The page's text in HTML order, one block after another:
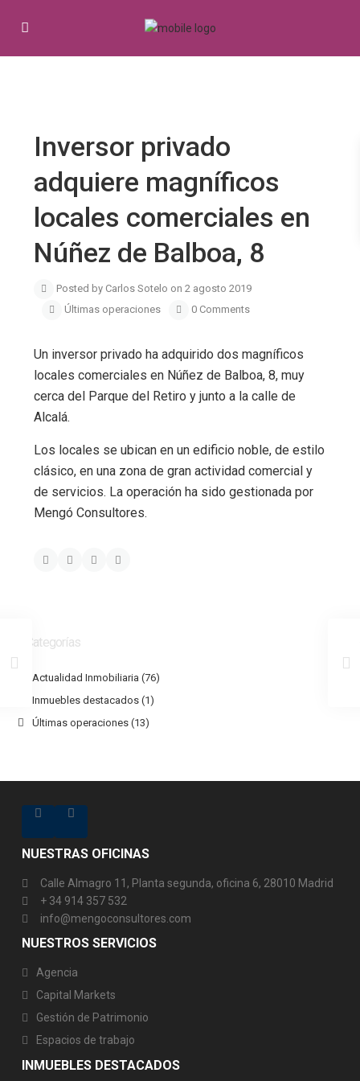
Inversor privado
adquiere magníficos
locales comerciales en
Núñez de Balboa, 8
Posted by Carlos Sotelo on 2 agosto 2019
Últimas operaciones
0 Comments
Un inversor privado ha adquirido dos magníficos
locales comerciales en Núñez de Balboa, 8, muy
cerca del Parque del Retiro y junto a la calle de
Alcalá.
Los locales se ubican en un edificio noble, de estilo
clásico, en una zona de gran actividad comercial y
de servicios. La operación ha sido gestionada por
Mengó Consultores.
Categorías
Actualidad Inmobiliaria (76)
Inmuebles destacados (1)
Últimas operaciones (13)
NUESTRAS OFICINAS
Calle Almagro 11, Planta segunda, oficina 6, 28010 Madrid
+ 34 914 357 532
info@mengoconsultores.com
NUESTROS SERVICIOS
Agencia
Capital Markets
Gestión de Patrimonio
Espacios de trabajo
INMUEBLES DESTACADOS